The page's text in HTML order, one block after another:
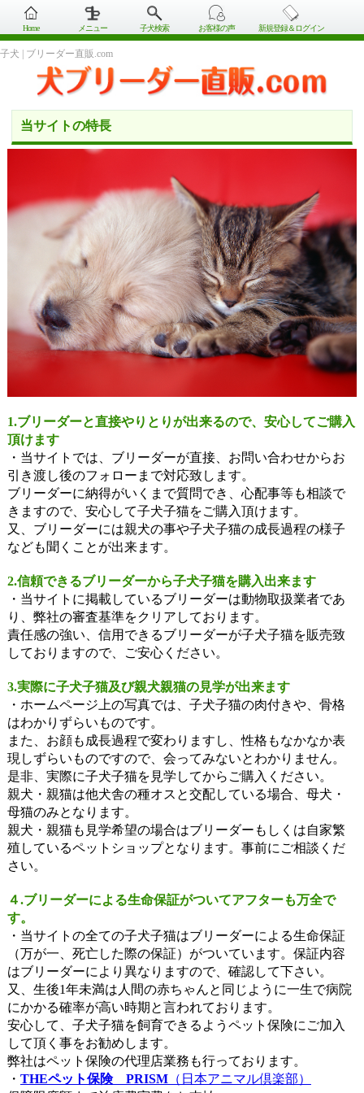
Home メニュー 子犬検索 お客様の声 新規登録＆ログイン
子犬 | ブリーダー直販.com
当サイトの特長
1.ブリーダーと直接やりとりが出来るので、安心してご購入
頂けます
・当サイトでは、ブリーダーが直接、お問い合わせからお
引き渡し後のフォローまで対応致します。
ブリーダーに納得がいくまで質問でき、心配事等も相談で
きますので、安心して子犬子猫をご購入頂けます。
又、ブリーダーには親犬の事や子犬子猫の成長過程の様子
なども聞くことが出来ます。
2.信頼できるブリーダーから子犬子猫を購入出来ます
・当サイトに掲載しているブリーダーは動物取扱業者であ
り、弊社の審査基準をクリアしております。
責任感の強い、信用できるブリーダーが子犬子猫を販売致
しておりますので、ご安心ください。
3.実際に子犬子猫及び親犬親猫の見学が出来ます
・ホームページ上の写真では、子犬子猫の肉付きや、骨格
はわかりずらいものです。
また、お顔も成長過程で変わりますし、性格もなかなか表
現しずらいものですので、会ってみないとわかりません。
是非、実際に子犬子猫を見学してからご購入ください。
親犬・親猫は他犬舎の種オスと交配している場合、母犬・
母猫のみとなります。
親犬・親猫も見学希望の場合はブリーダーもしくは自家繁
殖しているペットショップとなります。事前にご相談くだ
さい。
４.ブリーダーによる生命保証がついてアフターも万全で
す。
・当サイトの全ての子犬子猫はブリーダーによる生命保証
（万が一、死亡した際の保証）がついています。保証内容
はブリーダーにより異なりますので、確認して下さい。
又、生後1年未満は人間の赤ちゃんと同じように一生で病院
にかかる確率が高い時期と言われております。
安心して、子犬子猫を飼育できるようペット保険にご加入
して頂く事をお勧めします。
弊社はペット保険の代理店業務も行っております。
・ THEペット保険 PRISM（日本アニマル倶楽部）